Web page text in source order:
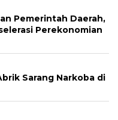
Pemerintah Daerah,
Perekonomian
Sarang Narkoba di